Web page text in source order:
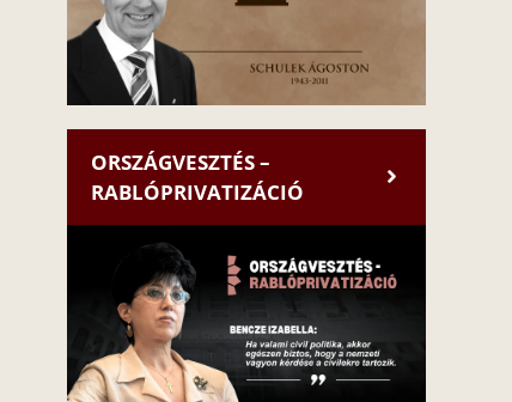
ORSZÁGVESZTÉS –
RABLÓPRIVATIZÁCIÓ